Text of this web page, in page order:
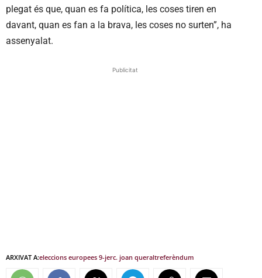
plegat és que, quan es fa política, les coses tiren en
davant, quan es fan a la brava, les coses no surten”, ha
assenyalat.
Publicitat
ARXIVAT A:eleccions europees 9-jerc. joan queraltreferèndum